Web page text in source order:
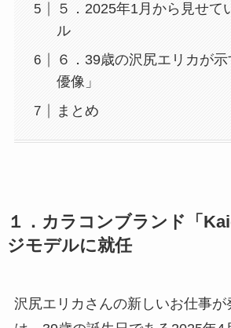
５．2025年1月から見せて
ル
６．39歳の沢尻エリカが
優像」
まとめ
１．カラコンブランド「
ジモデルに就任
沢尻エリカさんの新しいお仕事が